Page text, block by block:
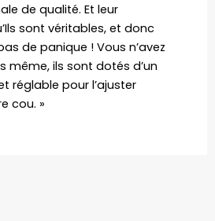
de qualité. Et leur
sont véritables, et donc
de panique ! Vous n’avez
même, ils sont dotés d’un
réglable pour l’ajuster
cou. »